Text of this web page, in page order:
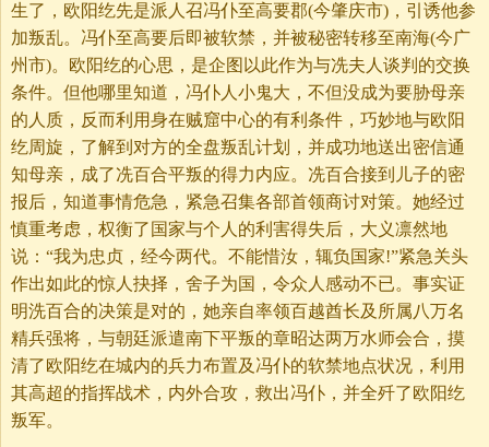
生了，欧阳纥先是派人召冯仆至高要郡(今肇庆市)，引诱他参
加叛乱。冯仆至高要后即被软禁，并被秘密转移至南海(今广
州市)。欧阳纥的心思，是企图以此作为与冼夫人谈判的交换
条件。但他哪里知道，冯仆人小鬼大，不但没成为要胁母亲
的人质，反而利用身在贼窟中心的有利条件，巧妙地与欧阳
纥周旋，了解到对方的全盘叛乱计划，并成功地送出密信通
知母亲，成了冼百合平叛的得力内应。冼百合接到儿子的密
报后，知道事情危急，紧急召集各部首领商讨对策。她经过
慎重考虑，权衡了国家与个人的利害得失后，大义凛然地
说：“我为忠贞，经今两代。不能惜汝，辄负国家!”紧急关头
作出如此的惊人抉择，舍子为国，令众人感动不已。事实证
明洗百合的决策是对的，她亲自率领百越酋长及所属八万名
精兵强将，与朝廷派遣南下平叛的章昭达两万水师会合，摸
清了欧阳纥在城内的兵力布置及冯仆的软禁地点状况，利用
其高超的指挥战术，内外合攻，救出冯仆，并全歼了欧阳纥
叛军。